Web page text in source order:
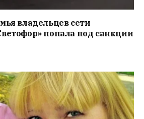
владельцев сети
попала под санкции